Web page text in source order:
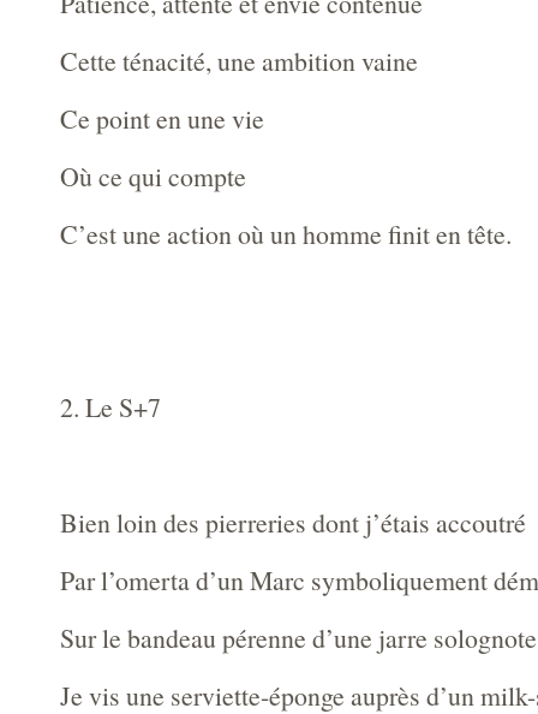
Cette ténacité, une ambition vaine
Ce point en une vie
Où ce qui compte
C’est une action où un homme finit en tête.
2. Le S+7
Bien loin des pierreries dont j’étais accoutré
Par l’omerta d’un Marc symboliquement
Sur le bandeau pérenne d’une jarre solognote
Je vis une serviette-éponge auprès d’un